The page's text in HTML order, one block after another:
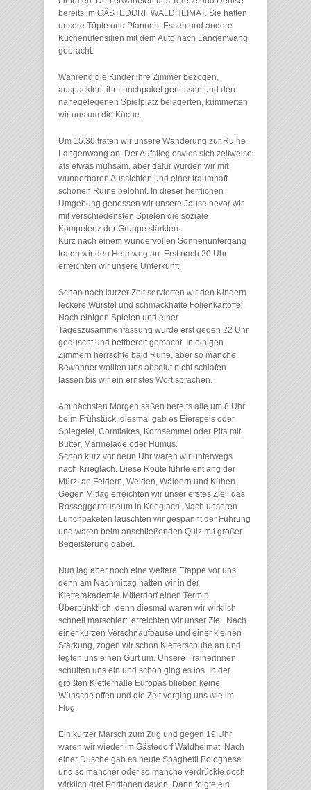
bereits im GÄSTEDORF WALDHEIMAT. Sie hatten
unsere Töpfe und Pfannen, Essen und andere
Küchenutensilien mit dem Auto nach Langenwang
gebracht.
Während die Kinder ihre Zimmer bezogen,
auspackten, ihr Lunchpaket genossen und den
nahegelegenen Spielplatz belagerten, kümmerten
wir uns um die Küche.
Um 15.30 traten wir unsere Wanderung zur Ruine
Langenwang an. Der Aufstieg erwies sich zeitweise
als etwas mühsam, aber dafür wurden wir mit
wunderbaren Aussichten und einer traumhaft
schönen Ruine belohnt. In dieser herrlichen
Umgebung genossen wir unsere Jause bevor wir
mit verschiedensten Spielen die soziale
Kompetenz der Gruppe stärkten.
Kurz nach einem wundervollen Sonnenuntergang
traten wir den Heimweg an. Erst nach 20 Uhr
erreichten wir unsere Unterkunft.
Schon nach kurzer Zeit servierten wir den Kindern
leckere Würstel und schmackhafte Folienkartoffel.
Nach einigen Spielen und einer
Tageszusammenfassung wurde erst gegen 22 Uhr
geduscht und bettbereit gemacht. In einigen
Zimmern herrschte bald Ruhe, aber so manche
Bewohner wollten uns absolut nicht schlafen
lassen bis wir ein ernstes Wort sprachen.
Am nächsten Morgen saßen bereits alle um 8 Uhr
beim Frühstück, diesmal gab es Eierspeis oder
Spiegelei, Cornflakes, Kornsemmel oder Pita mit
Butter, Marmelade oder Humus.
Schon kurz vor neun Uhr waren wir unterwegs
nach Krieglach. Diese Route führte entlang der
Mürz, an Feldern, Weiden, Wäldern und Kühen.
Gegen Mittag erreichten wir unser erstes Ziel, das
Rosseggermuseum in Krieglach. Nach unseren
Lunchpaketen lauschten wir gespannt der Führung
und waren beim anschließenden Quiz mit großer
Begeisterung dabei.
Nun lag aber noch eine weitere Etappe vor uns,
denn am Nachmittag hatten wir in der
Kletterakademie Mitterdorf einen Termin.
Überpünktlich, denn diesmal waren wir wirklich
schnell marschiert, erreichten wir unser Ziel. Nach
einer kurzen Verschnaufpause und einer kleinen
Stärkung, zogen wir schon Kletterschuhe an und
legten uns einen Gurt um. Unsere Trainerinnen
schulten uns ein und schon ging es los. In der
größten Kletterhalle Europas blieben keine
Wünsche offen und die Zeit verging uns wie im
Flug.
Ein kurzer Marsch zum Zug und gegen 19 Uhr
waren wir wieder im Gästedorf Waldheimat. Nach
einer Dusche gab es heute Spaghetti Bolognese
und so mancher oder so manche verdrückte doch
wirklich drei Portionen davon. Dann folgte ein